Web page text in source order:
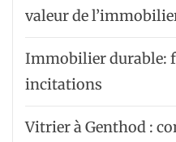
valeur de
Immobilier durable:
incitations
Vitrier à Genthod :